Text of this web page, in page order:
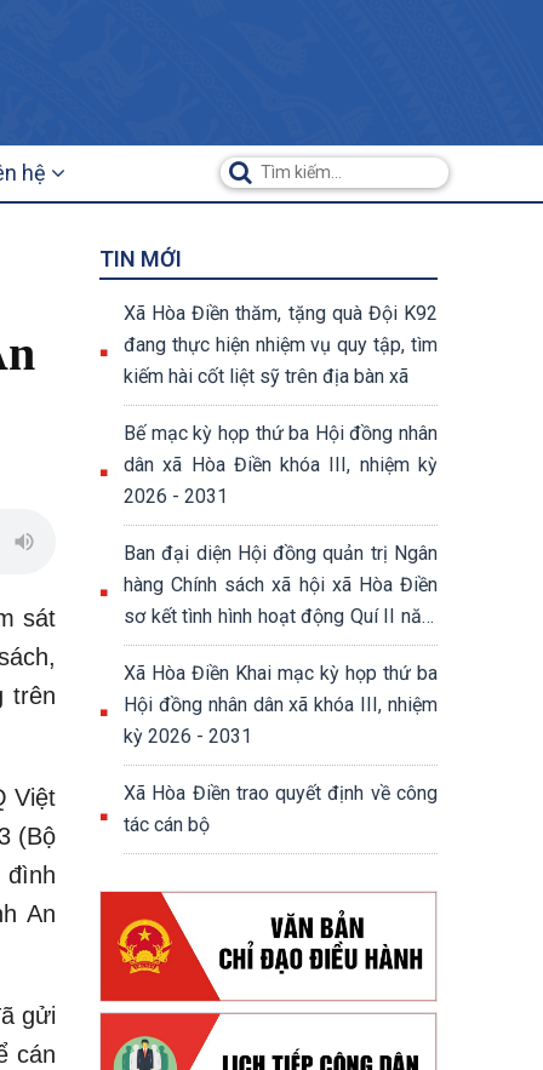
hệ
sát
trên
Việt
(Bộ
đình
An
gửi
cán
TIN MỚI
Xã Hòa Điền thăm, tặng quà Đội K92
đang thực hiện nhiệm vụ quy tập, tìm
kiếm hài cốt liệt sỹ trên địa bàn xã
Bế mạc kỳ họp thứ ba Hội đồng nhân
dân xã Hòa Điền khóa III, nhiệm kỳ
2026 - 2031
Ban đại diện Hội đồng quản trị Ngân
hàng Chính sách xã hội xã Hòa Điền
sơ kết tình hình hoạt động Quí II năm
2026
Xã Hòa Điền Khai mạc kỳ họp thứ ba
Hội đồng nhân dân xã khóa III, nhiệm
kỳ 2026 - 2031
Xã Hòa Điền trao quyết định về công
tác cán bộ